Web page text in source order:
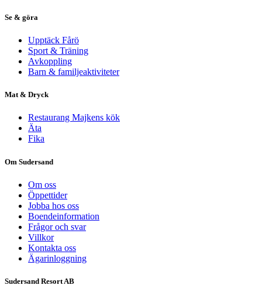
Se & göra
Upptäck Fårö
Sport & Träning
Avkoppling
Barn & familjeaktiviteter
Mat & Dryck
Restaurang Majkens kök
Äta
Fika
Om Sudersand
Om oss
Öppettider
Jobba hos oss
Boendeinformation
Frågor och svar
Villkor
Kontakta oss
Ägarinloggning
Sudersand Resort AB